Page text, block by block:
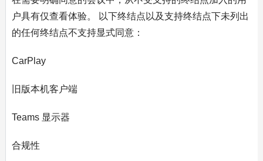
户具有仅查看体验。 以下终结点以及支持终结点下未列出
的任何终结点不支持显式同意：
CarPlay
旧版本机客户端
Teams 显示器
合规性